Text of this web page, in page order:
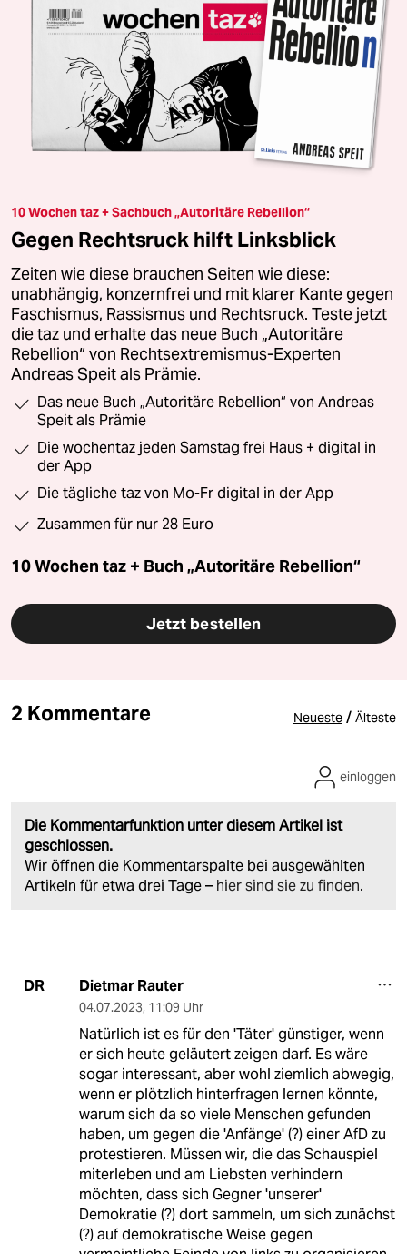
10 Wochen taz + Sachbuch „Autoritäre Rebellion“
Gegen Rechtsruck hilft Linksblick
Zeiten wie diese brauchen Seiten wie diese:
unabhängig, konzernfrei und mit klarer Kante gegen
Faschismus, Rassismus und Rechtsruck. Teste jetzt
die taz und erhalte das neue Buch „Autoritäre
Rebellion“ von Rechtsextremismus-Experten
Andreas Speit als Prämie.
Das neue Buch „Autoritäre Rebellion“ von Andreas
Speit als Prämie
Die wochentaz jeden Samstag frei Haus + digital in
der App
Die tägliche taz von Mo-Fr digital in der App
Zusammen für nur 28 Euro
10 Wochen taz + Buch „Autoritäre Rebellion“
Jetzt bestellen
2 Kommentare Neueste / Älteste
Die Kommentarfunktion unter diesem Artikel ist
geschlossen.
Wir öffnen die Kommentarspalte bei ausgewählten
Artikeln für etwa drei Tage – hier sind sie zu finden.
einloggen
DR Dietmar Rauter
04.07.2023, 11:09 Uhr
Natürlich ist es für den 'Täter' günstiger, wenn
er sich heute geläutert zeigen darf. Es wäre
sogar interessant, aber wohl ziemlich abwegig,
wenn er plötzlich hinterfragen lernen könnte,
warum sich da so viele Menschen gefunden
haben, um gegen die 'Anfänge' (?) einer AfD zu
protestieren. Müssen wir, die das Schauspiel
miterleben und am Liebsten verhindern
möchten, dass sich Gegner 'unserer'
Demokratie (?) dort sammeln, um sich zunächst
(?) auf demokratische Weise gegen